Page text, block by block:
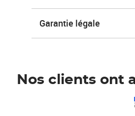
Garantie légale
Nos clients ont